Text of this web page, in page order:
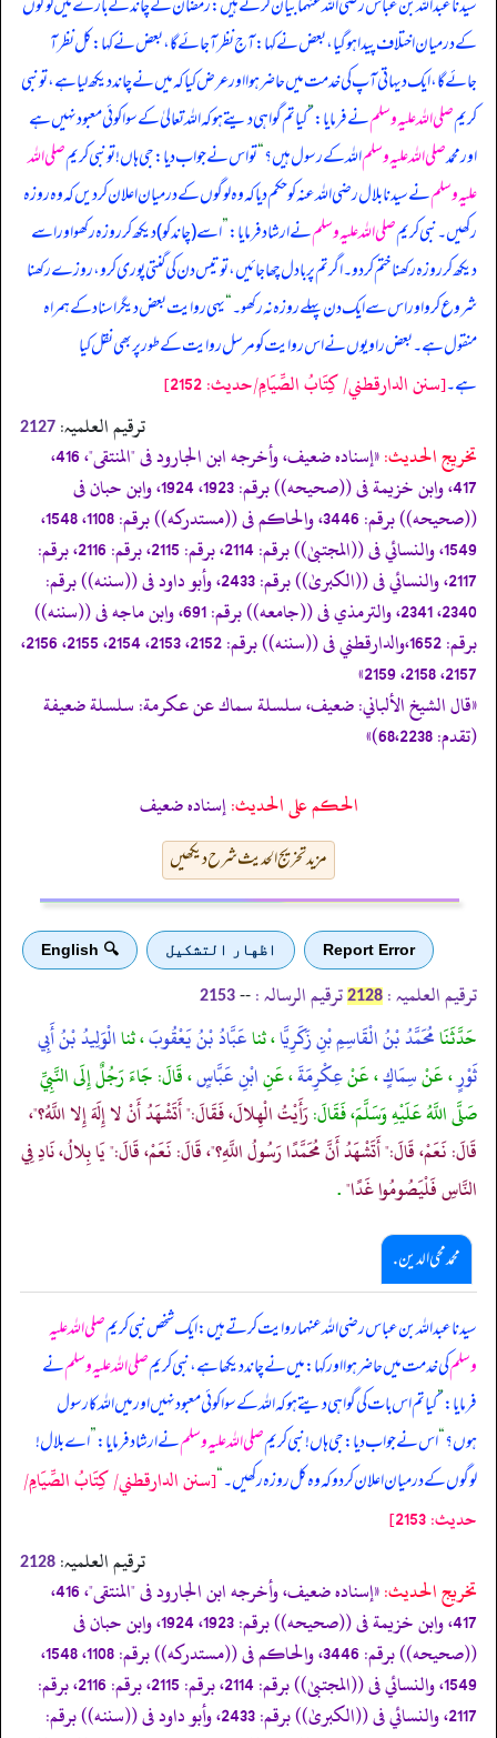
کے درمیان اختلاف پیدا ہو گیا، بعض نے کہا: آج نظر آ جائے گا، بعض نے کہا: کل نظر آ
جائے گا، ایک دیہاتی آپ کی خدمت میں حاضر ہوا اور عرض کیا کہ میں نے چاند دیکھ لیا ہے، تو نبی
کریمصلی اللہ علیہ وسلمنے فرمایا:”کیا تم گواہی دیتے ہو کہ اللہ تعالیٰ کے سوا کوئی معبود نہیں ہے
اور محمدصلی اللہ علیہ وسلماللہ کے رسول ہیں؟“تو اس نے جواب دیا: جی ہاں! تو نبی کریمصلی اللہ
علیہ وسلمنے سیدنا بلال رضی اللہ عنہ کو حکم دیا کہ وہ لوگوں کے درمیان اعلان کر دیں کہ وہ روزہ
رکھیں۔ نبی کریمصلی اللہ علیہ وسلمنے ارشاد فرمایا:”اسے (چاند کو) دیکھ کر روزہ رکھو اور اسے
دیکھ کر روزہ رکھنا ختم کر دو۔ اگر تم پر بادل چھا جائیں، تو تیس دن کی گنتی پوری کرو، روزے رکھنا
شروع کرو اور اس سے ایک دن پہلے روزہ نہ رکھو۔“یہی روایت بعض دیگر اسناد کے ہمراہ
منقول ہے۔ بعض راویوں نے اس روایت کو مرسل روایت کے طور پر بھی نقل کیا
ہے۔[سنن الدارقطني/ كِتَابُ الصِّيَامِ/حدیث: 2152]
ترقیم العلمیہ: 2127
تخریج الحدیث:
«إسناده ضعيف، وأخرجه ابن الجارود فى "المنتقى"، 416،
417، وابن خزيمة فى ((صحيحه)) برقم: 1923، 1924، وابن حبان فى
((صحيحه)) برقم: 3446، والحاكم فى ((مستدركه)) برقم: 1108، 1548،
1549، والنسائي فى ((المجتبیٰ)) برقم: 2114، برقم: 2115، برقم: 2116، برقم:
2117، والنسائي فى ((الكبریٰ)) برقم: 2433، وأبو داود فى ((سننه)) برقم:
2340، 2341، والترمذي فى ((جامعه)) برقم: 691، وابن ماجه فى ((سننه))
برقم: 1652،والدارقطني فى ((سننه)) برقم: 2152، 2153، 2154، 2155، 2156،
2157، 2158، 2159»
«قال الشيخ الألباني: ضعيف، سلسلة سماك عن عكرمة: سلسلة ضعيفة
(تقدم: 68،2238)»
الحكم على الحديث:إسناده ضعيف
مزید تخریج الحدیث شرح دیکھیں
Report Error اظهار التشكيل 🔍 English
ترقیم العلمیہ : 2128 ترقیم الرسالہ : --
2153
حَدَّثَنَامُحَمَّدُ بْنُ الْقَاسِمِ بْنِ زَكَرِيَّا، ثناعَبَّادُ بْنُ يَعْقُوبَ، ثناالْوَلِيدُ بْنُ أَبِي
ثَوْرٍ، عَنْسِمَاكٍ، عَنْعِكْرِمَةَ، عَنِابْنِ عَبَّاسٍ، قَالَ: جَاءَ رَجُلٌ إِلَى النَّبِيِّ
صَلَّى اللَّهُ عَلَيْهِ وَسَلَّمَ، فَقَالَ:رَأَيْتُ الْهِلالَ، فَقَالَ:" أَتَشْهَدُ أَنْ لا إِلَهَ إِلا اللَّهُ؟"،
قَالَ: نَعَمْ، قَالَ:" أَتَشْهَدُ أَنَّ مُحَمَّدًا رَسُولُ اللَّهِ؟"، قَالَ: نَعَمْ، قَالَ:" يَا بِلالُ، نَادِ فِي
النَّاسِ فَلْيَصُومُوا غَدًا".
محمد محی الدین .
سیدنا عبداللہ بن عباس رضی اللہ عنہما روایت کرتے ہیں: ایک شخص نبی کریمصلی اللہ علیہ
وسلمکی خدمت میں حاضر ہوا اور کہا: میں نے چاند دیکھا ہے، نبی کریمصلی اللہ علیہ وسلمنے
فرمایا:”کیا تم اس بات کی گواہی دیتے ہو کہ اللہ کے سوا کوئی معبود نہیں اور میں اللہ کا رسول
ہوں؟“اس نے جواب دیا: جی ہاں! نبی کریمصلی اللہ علیہ وسلمنے ارشاد فرمایا:”اے بلال!
لوگوں کے درمیان اعلان کر دو کہ وہ کل روزہ رکھیں۔“[سنن الدارقطني/ كِتَابُ الصِّيَامِ/
حدیث: 2153]
ترقیم العلمیہ: 2128
تخریج الحدیث:
«إسناده ضعيف، وأخرجه ابن الجارود فى "المنتقى"، 416،
417، وابن خزيمة فى ((صحيحه)) برقم: 1923، 1924، وابن حبان فى
((صحيحه)) برقم: 3446، والحاكم فى ((مستدركه)) برقم: 1108، 1548،
1549، والنسائي فى ((المجتبیٰ)) برقم: 2114، برقم: 2115، برقم: 2116، برقم:
2117، والنسائي فى ((الكبریٰ)) برقم: 2433، وأبو داود فى ((سننه)) برقم: